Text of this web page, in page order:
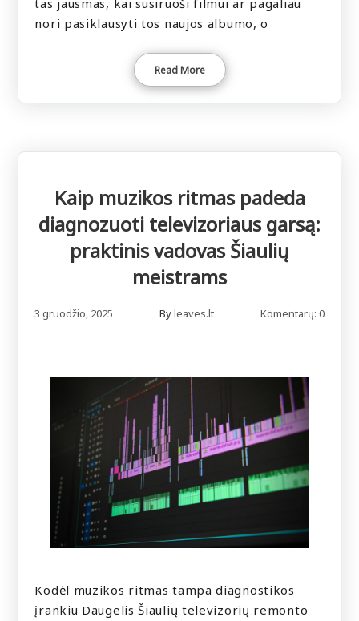
tas jausmas, kai susiruoši filmui ar pagaliau
nori pasiklausyti tos naujos albumo, o
Read More
Kaip muzikos ritmas padeda
diagnozuoti televizoriaus garsą:
praktinis vadovas Šiaulių
meistrams
3 gruodžio, 2025 Byleaves.lt Komentarų: 0
Kodėl muzikos ritmas tampa diagnostikos
įrankiu Daugelis Šiaulių televizorių remonto